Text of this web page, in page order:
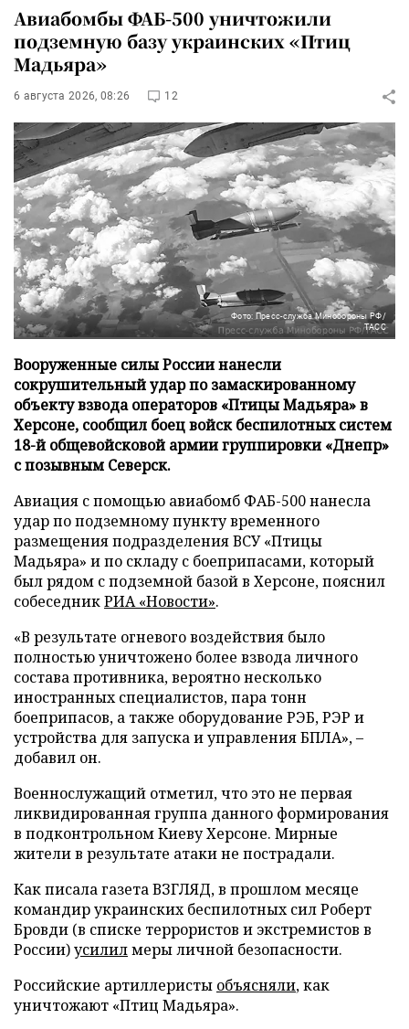
Авиабомбы ФАБ-500 уничтожили
подземную базу украинских «Птиц
Мадьяра»
6 августа 2026, 08:26 12
Фото: Пресс-служба Минобороны РФ/
ТАСС
Вооруженные силы России нанесли
сокрушительный удар по замаскированному
объекту взвода операторов «Птицы Мадьяра» в
Херсоне, сообщил боец войск беспилотных систем
18-й общевойсковой армии группировки «Днепр»
с позывным Северск.
Авиация с помощью авиабомб ФАБ-500 нанесла
удар по подземному пункту временного
размещения подразделения ВСУ «Птицы
Мадьяра» и по складу с боеприпасами, который
был рядом с подземной базой в Херсоне, пояснил
собеседникРИА «Новости».
«В результате огневого воздействия было
полностью уничтожено более взвода личного
состава противника, вероятно несколько
иностранных специалистов, пара тонн
боеприпасов, а также оборудование РЭБ, РЭР и
устройства для запуска и управления БПЛА», –
добавил он.
Военнослужащий отметил, что это не первая
ликвидированная группа данного формирования
в подконтрольном Киеву Херсоне. Мирные
жители в результате атаки не пострадали.
Как писала газета ВЗГЛЯД, в прошлом месяце
командир украинских беспилотных сил Роберт
Бровди (в списке террористов и экстремистов в
России)усилилмеры личной безопасности.
Российские артиллеристы объясняли, как
уничтожают «Птиц Мадьяра».